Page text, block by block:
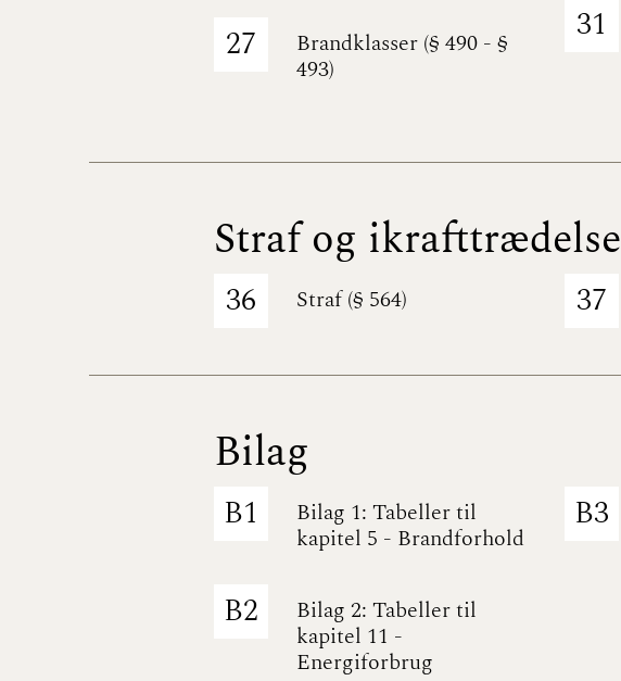
27
Brandklasser (§ 490 - §
493)
31
Straf og ikrafttrædelse
36 Straf (§ 564) 37
Bilag
B1
Bilag 1: Tabeller til
kapitel 5 - Brandforhold
B2
Bilag 2: Tabeller til
kapitel 11 -
Energiforbrug
B3